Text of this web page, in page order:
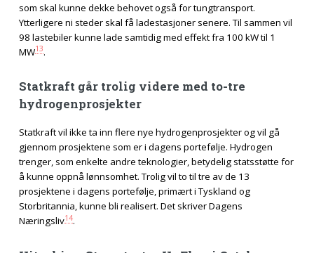
som skal kunne dekke behovet også for tungtransport.
Ytterligere ni steder skal få ladestasjoner senere. Til sammen vil
98 lastebiler kunne lade samtidig med effekt fra 100 kW til 1
MW13.
Statkraft går trolig videre med to-tre
hydrogenprosjekter
Statkraft vil ikke ta inn flere nye hydrogenprosjekter og vil gå
gjennom prosjektene som er i dagens portefølje. Hydrogen
trenger, som enkelte andre teknologier, betydelig statsstøtte for
å kunne oppnå lønnsomhet. Trolig vil to til tre av de 13
prosjektene i dagens portefølje, primært i Tyskland og
Storbritannia, kunne bli realisert. Det skriver Dagens
Næringsliv14.